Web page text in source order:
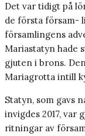
Det var tidigt på
de första försam-
församlingens
Mariastatyn hade
gjuten i brons.
Mariagrotta intill
Statyn, som gavs
invigdes 2017,
ritningar av